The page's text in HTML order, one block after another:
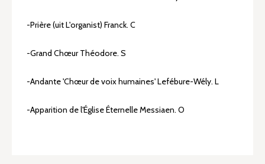
-Prière (uit L'organist) Franck. C
-Grand Chœur Théodore. S
-Andante 'Chœur de voix humaines' Lefébure-Wély. L
-Apparition de l'Église Éternelle Messiaen. O